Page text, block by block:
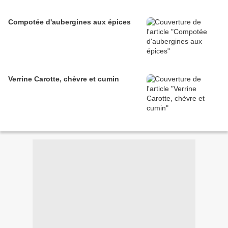
Compotée d'aubergines aux épices
Verrine Carotte, chèvre et cumin